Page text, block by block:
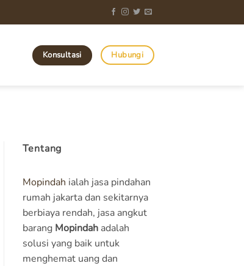
Konsultasi Hubungi
Tentang
Mopindah ialah jasa pindahan
rumah jakarta dan sekitarnya
berbiaya rendah, jasa angkut
barang Mopindahadalah
solusi yang baik untuk
menghemat uang dan